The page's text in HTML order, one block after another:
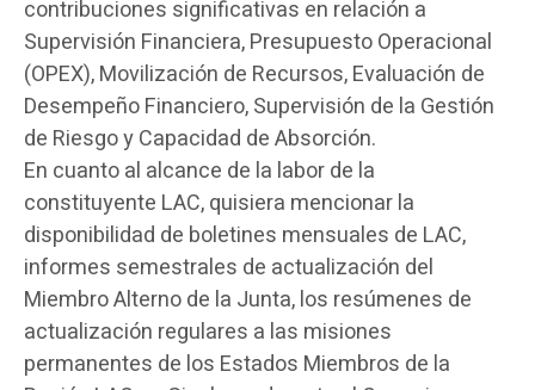
contribuciones significativas en relación a
Supervisión Financiera, Presupuesto Operacional
(OPEX), Movilización de Recursos, Evaluación de
Desempeño Financiero, Supervisión de la Gestión
de Riesgo y Capacidad de Absorción.
En cuanto al alcance de la labor de la
constituyente LAC, quisiera mencionar la
disponibilidad de boletines mensuales de LAC,
informes semestrales de actualización del
Miembro Alterno de la Junta, los resúmenes de
actualización regulares a las misiones
permanentes de los Estados Miembros de la